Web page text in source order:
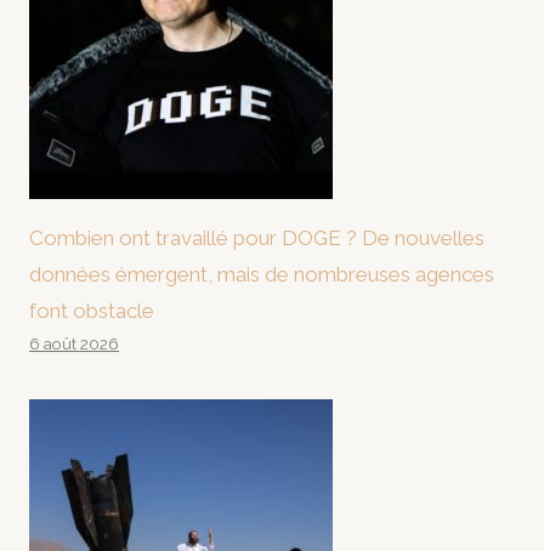
Combien ont travaillé pour DOGE ? De nouvelles
données émergent, mais de nombreuses agences
font obstacle
6 août 2026